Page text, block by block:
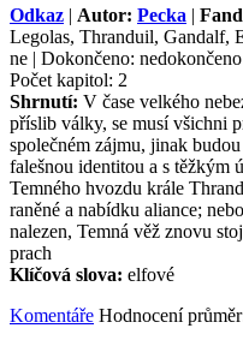
Odkaz | Autor: Pecka |
Legolas, Thranduil, Gandalf,
ne | Dokončeno:
Počet kapitol: 2
Shrnutí: V čase velkého
příslib války, se musí všichni
společném zájmu, jinak
falešnou identitou a s těžkým
Temného hvozdu krále
raněné a nabídku aliance;
nalezen, Temná věž znovu
prach
Klíčová slova: elfové
Komentáře Hodnocení